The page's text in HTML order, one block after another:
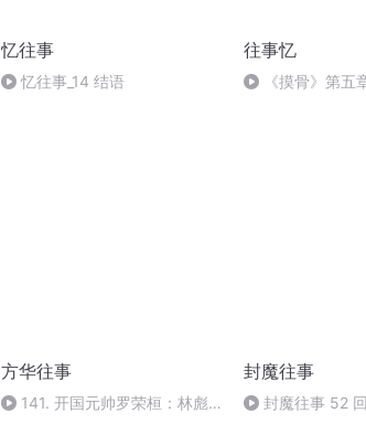
忆往事
忆往事_14 结语
往事忆
《摸骨》第五
方华往事
141. 开国元帅罗荣桓：林彪
封魔往事
封魔往事 52